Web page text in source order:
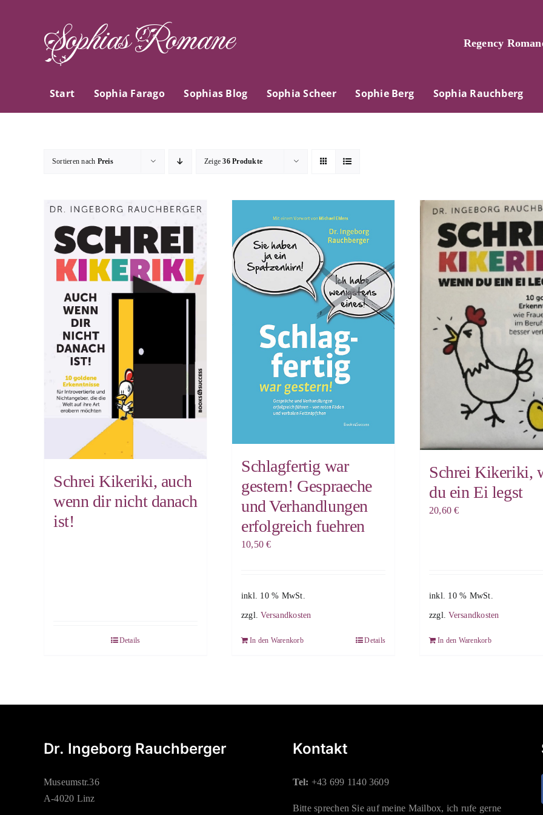
Sophias Romane Regency
Start Sophia Farago Sophias Blog Sophia Scheer Sophie Berg Sophia Rauchberg
Sortieren nach Preis Zeige36 Produkte
Schrei Kikeriki, auch
wenn dir nicht danach
ist!
Details
Schlagfertig war
gestern! Gespraeche
und Verhandlungen
erfolgreich fuehren
10,50€
inkl. 10 % MwSt.
zzgl.Versandkosten
In den Warenkorb Details
Schrei Kikeriki,
du ein Ei legst
20,60€
inkl. 10 % MwSt.
zzgl.Versandkosten
In den Warenkorb
Dr. Ingeborg Rauchberger
Museumstr.36
A-4020 Linz
Kontakt
Tel: +43 699 1140 3609
Bitte sprechen Sie auf meine Mailbox, ich rufe gerne